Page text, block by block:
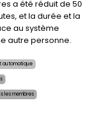
a été réduit de 50
et la durée et la
au système
autre personne.
automatique
les membres